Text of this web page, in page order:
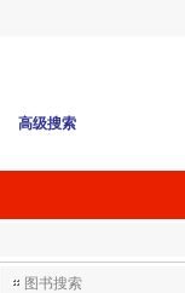
高级搜索
图书搜索